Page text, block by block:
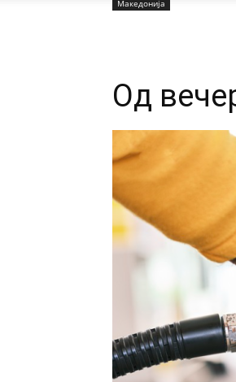
Македонија
Од